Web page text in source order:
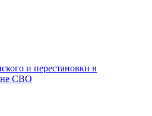
и перестановки в
СВО